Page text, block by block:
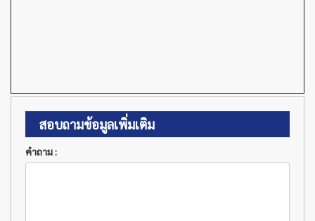
สอบถามข้อมูลเพิ่มเติม
คำถาม :